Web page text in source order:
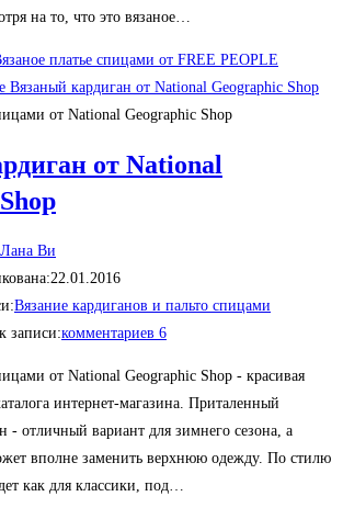
на то, что это вязаное…
платье спицами от FREE PEOPLE
от National Geographic Shop
от National
Лана Ви
22.01.2016
Вязание кардиганов и пальто спицами
записи:комментариев 6
от National Geographic Shop - красивая
интернет-магазина. Приталенный
- отличный вариант для зимнего сезона, а
вполне заменить верхнюю одежду. По стилю
как для классики, под…